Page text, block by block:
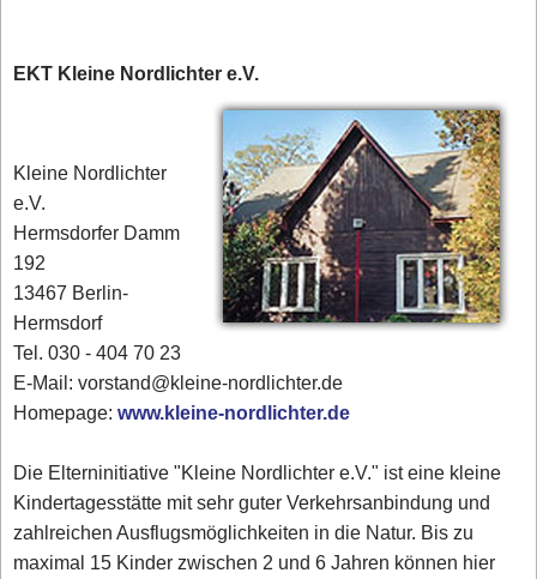
EKT Kleine Nordlichter e.V.
Kleine Nordlichter
e.V.
Hermsdorfer Damm
192
13467 Berlin-
Hermsdorf
Tel. 030 - 404 70 23
E-Mail: vorstand@kleine-nordlichter.de
Homepage:www.kleine-nordlichter.de
Die Elterninitiative "Kleine Nordlichter e.V." ist eine kleine
Kindertagesstätte mit sehr guter Verkehrsanbindung und
zahlreichen Ausflugsmöglichkeiten in die Natur. Bis zu
maximal 15 Kinder zwischen 2 und 6 Jahren können hier